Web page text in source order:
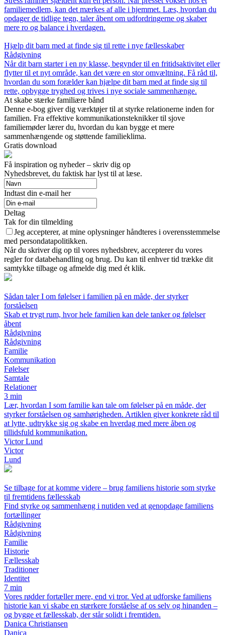
familiemedlem, kan det mærkes af alle i hjemmet. Læs, hvordan du
opdager de tidlige tegn, taler åbent om udfordringerne og skaber
mere ro og balance i hverdagen.
Hjælp dit barn med at finde sig til rette i nye fællesskaber
Rådgivning
Når dit barn starter i en ny klasse, begynder til en fritidsaktivitet eller
flytter til et nyt område, kan det være en stor omvæltning. Få råd til,
hvordan du som forælder kan hjælpe dit barn med at finde sig til
rette, opbygge tryghed og trives i nye sociale sammenhænge.
At skabe stærke familiære bånd
Denne e-bog giver dig værktøjer til at styrke relationerne inden for
familien. Fra effektive kommunikationsteknikker til sjove
familiemøder lærer du, hvordan du kan bygge et mere
sammenhængende og støttende familieklima.
Gratis download
Få inspiration og nyheder – skriv dig op
Nyhedsbrevet, du faktisk har lyst til at læse.
Indtast din e-mail her
Deltag
Tak for din tilmelding
Jeg accepterer, at mine oplysninger håndteres i overensstemmelse
med persondatapolitikken.
Når du skriver dig op til vores nyhedsbrev, accepterer du vores
regler for databehandling og brug. Du kan til enhver tid trække dit
samtykke tilbage og afmelde dig med ét klik.
Sådan taler I om følelser i familien på en måde, der styrker
forståelsen
Skab et trygt rum, hvor hele familien kan dele tanker og følelser
åbent
Rådgivning
Rådgivning
Familie
Kommunikation
Følelser
Samtale
Relationer
3 min
Lær, hvordan I som familie kan tale om følelser på en måde, der
styrker forståelsen og samhørigheden. Artiklen giver konkrete råd til
at lytte, udtrykke sig og skabe en hverdag med mere åben og
tillidsfuld kommunikation.
Victor Lund
Victor
Lund
Se tilbage for at komme videre – brug familiens historie som styrke
til fremtidens fællesskab
Find styrke og sammenhæng i nutiden ved at genopdage familiens
fortællinger
Rådgivning
Rådgivning
Familie
Historie
Fællesskab
Traditioner
Identitet
7 min
Vores rødder fortæller mere, end vi tror. Ved at udforske familiens
historie kan vi skabe en stærkere forståelse af os selv og hinanden –
og bygge et fællesskab, der står solidt i fremtiden.
Danica Christiansen
Danica